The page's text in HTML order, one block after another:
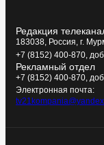
Редакция
183038, Россия, г.
+7 (8152) 400-870,
Рекламный отдел
+7 (8152) 400-870,
Электронная почта: